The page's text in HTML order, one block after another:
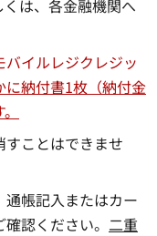
は、各金融機関へ
バイルレジクレジッ
に納付書1枚（納付金
ことはできませ
帳記入またはカー
認ください。 二重